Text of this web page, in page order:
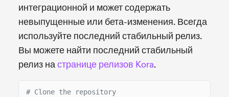
интеграционной и может содержать
невыпущенные или бета-изменения. Всегда
используйте последний стабильный релиз.
Вы можете найти последний стабильный
релиз настранице релизов Kora.
# Clone the repository